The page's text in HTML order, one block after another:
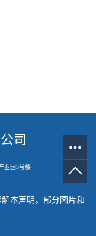
司
业园3号楼
本声明。部分图片和